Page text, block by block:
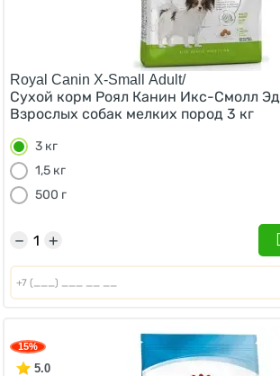
Royal Canin X-Small Adult/
Сухой корм Роял Канин Икс-Смолл
Взрослых собак мелких пород 3 кг
3 кг
1,5 кг
500 г
+
−
15%
5.0